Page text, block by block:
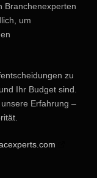
Branchenexperten
um
zu
Ihr Budget sind.
Erfahrung –